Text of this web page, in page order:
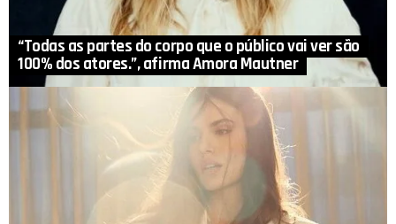
“Todas as partes do corpo que o público vai ver são
100% dos atores.”, afirma Amora Mautner